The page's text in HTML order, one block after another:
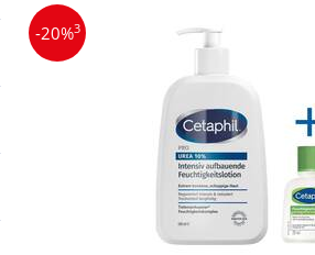
Sale
Körperpflege & Kosmetik
-20%3